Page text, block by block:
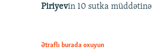
Piriyevin 10 sutka müddətinə
Ətraflı burada oxuyun